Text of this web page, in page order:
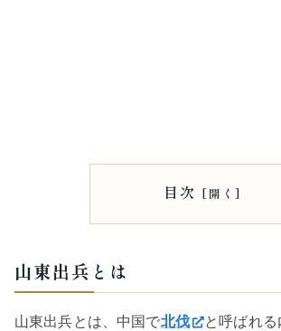
目次
山東出兵とは
山東出兵とは、中国で北伐
と呼ばれ